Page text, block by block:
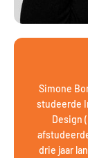
Simone
studeerde
Design
drie jaar